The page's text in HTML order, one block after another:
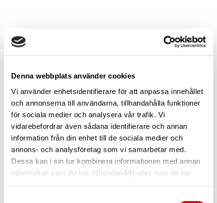
Denna webbplats använder cookies
Vi använder enhetsidentifierare för att anpassa innehållet
och annonserna till användarna, tillhandahålla funktioner
för sociala medier och analysera vår trafik. Vi
vidarebefordrar även sådana identifierare och annan
information från din enhet till de sociala medier och
annons- och analysföretag som vi samarbetar med.
Dessa kan i sin tur kombinera informationen med annan
information som du har tillhandahållit eller som de har
För dig som är blivande ny medlemTa del av alla förmåner.
Bli medlem idag.